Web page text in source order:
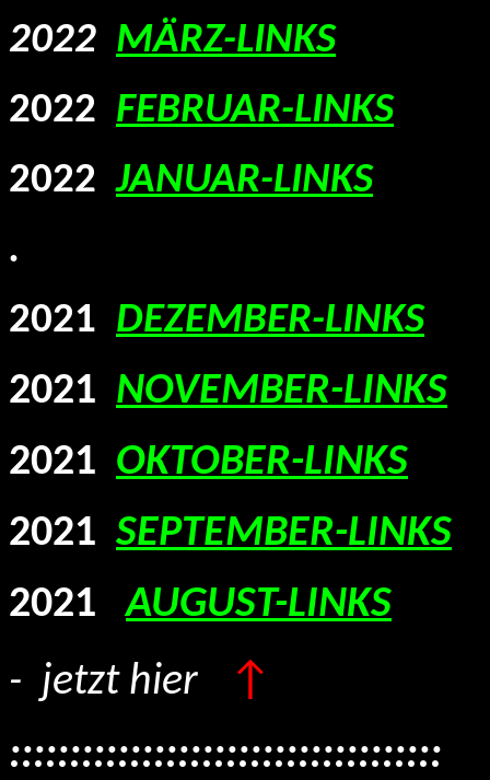
2022 MÄRZ-LINKS
2022 FEBRUAR-LINKS
2022 JANUAR-LINKS
.
2021 DEZEMBER-LINKS
2021 NOVEMBER-LINKS
2021 OKTOBER-LINKS
2021 SEPTEMBER-LINKS
2021AUGUST-LINKS
- jetzt hier
↑
::::::::::::::::::::::::::::::::::::